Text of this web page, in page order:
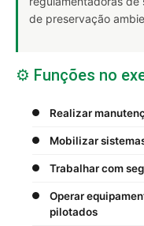
de preservação
⚙️ Funções no
Realizar
Mobilizar
Trabalhar com
Operar
pilotados